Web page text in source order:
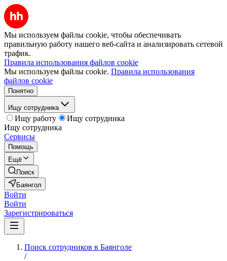
Мы используем файлы cookie, чтобы обеспечивать
правильную работу нашего веб-сайта и анализировать сетевой
трафик.
Правила использования файлов cookie
Мы используем файлы cookie. Правила использования
файлов cookie
Понятно
Ищу сотрудника
Ищу работу
Ищу сотрудника
Ищу сотрудника
Сервисы
Помощь
Ещё
Поиск
Баянгол
Войти
Войти
Зарегистрироваться
Поиск сотрудников в Баянголе
/